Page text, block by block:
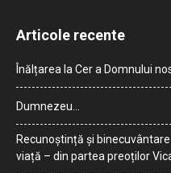
Articole recente
Înălțarea la Cer a Domnului
Dumnezeu…
Recunoștință și
viață – din partea preoților